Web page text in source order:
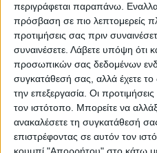
περιγράφεται παραπάνω.
πρόσβαση σε πιο λεπτομερείς
προτιμήσεις σας πριν
συναινέσετε. Λάβετε υπόψη ότι
προσωπικών σας δεδομένων
συγκατάθεσή σας, αλλά έχετε το
την επεξεργασία. Οι
τον ιστότοπο. Μπορείτε να
ανακαλέσετε τη συγκατάθεσή
επιστρέφοντας σε αυτόν τον
Το χθεσινό
εντολής για βύθιση
ελληνικού μαχητικού
των προθέσεων του
Αν και ακόμη δεν έχει
αντίδραση της
δημοσίευμα, φαίνεται